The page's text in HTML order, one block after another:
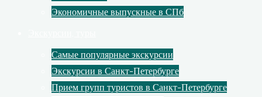
Экономичные выпускные в СПб
Самые популярные экскурсии
Экскурсии в Санкт-Петербурге
Прием групп туристов в Санкт-Петербурге